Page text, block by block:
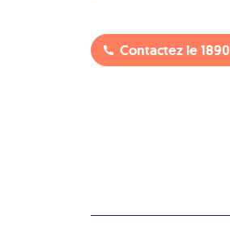
Contactez le 1890